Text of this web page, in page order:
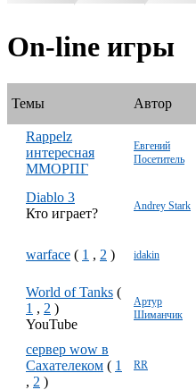
On-line игры
Темы Автор
Rappelz
интересная
ММОРПГ
Евгений
Посетитель
Diablo 3
Кто играет?
Andrey Stark
warface ( 1 , 2 ) idakin
World of Tanks (
1 , 2 )
YouTube
Артур
Шиманчик
сервер wow в
Сахателеком ( 1
, 2 )
RR